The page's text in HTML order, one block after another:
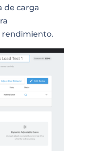
de carga
rendimiento.